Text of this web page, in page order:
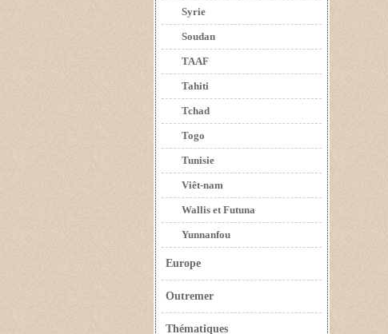
Syrie
Soudan
TAAF
Tahiti
Tchad
Togo
Tunisie
Viêt-nam
Wallis et Futuna
Yunnanfou
Europe
Outremer
Thématiques